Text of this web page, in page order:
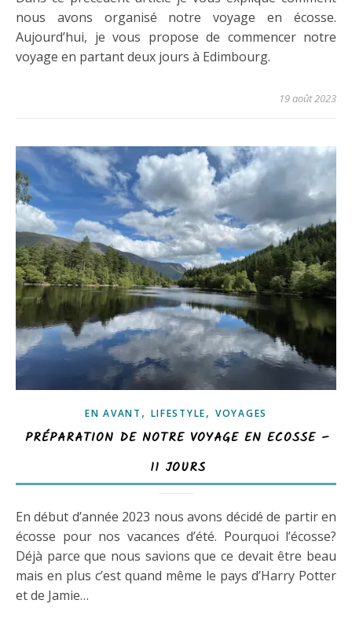
nous avons organisé notre voyage en écosse.
Aujourd’hui, je vous propose de commencer notre
voyage en partant deux jours à Edimbourg.
19 août 2023
EN AVANT , LIFESTYLE, VOYAGES
PRÉPARATION DE NOTRE VOYAGE EN ECOSSE –
11 JOURS
En début d’année 2023 nous avons décidé de partir en
écosse pour nos vacances d’été. Pourquoi l’écosse?
Déjà parce que nous savions que ce devait être beau
mais en plus c’est quand même le pays d’Harry Potter
et de Jamie…